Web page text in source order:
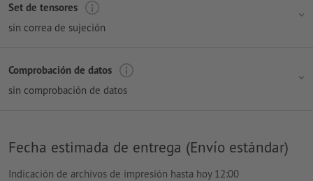
Set de tensores
sin correa de sujeción
Comprobación de datos
sin comprobación de datos
Fecha estimada de entrega (Envío estándar)
Indicación de archivos de impresión hasta hoy 12:00